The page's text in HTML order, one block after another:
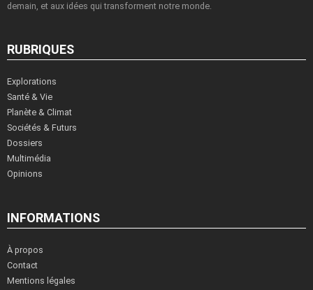
demain, et aux idées qui transforment notre monde.
RUBRIQUES
Explorations
Santé & Vie
Planète & Climat
Sociétés & Futurs
Dossiers
Multimédia
Opinions
INFORMATIONS
À propos
Contact
Mentions légales